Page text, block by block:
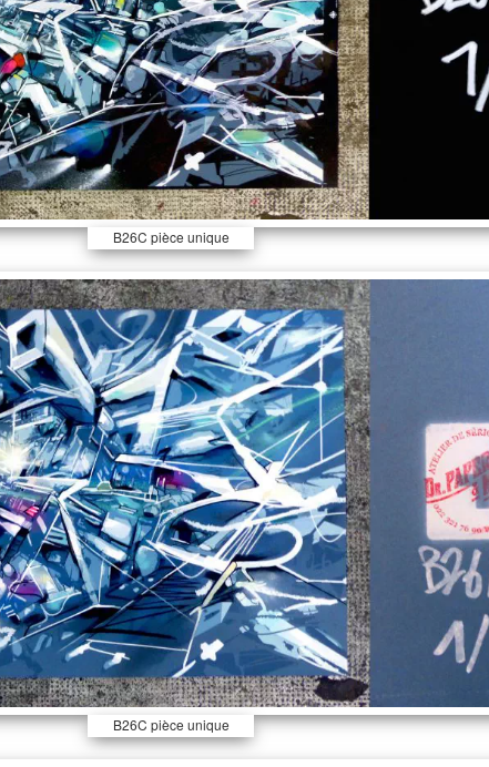
B26C pièce unique
rehaussée 94x74cm,
signée et tamponnée au
dos.
B26C pièce unique
rehaussée 94x74cm,